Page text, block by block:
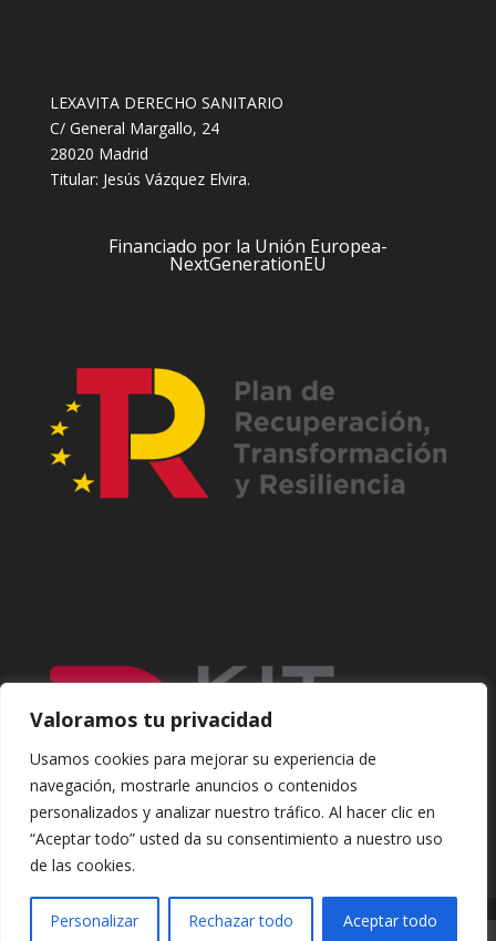
Valoramos tu privacidad
Usamos cookies para mejorar su experiencia de
navegación, mostrarle anuncios o contenidos
personalizados y analizar nuestro tráfico. Al hacer clic en
“Aceptar todo” usted da su consentimiento a nuestro uso
de las cookies.
Personalizar Rechazar todo Aceptar todo
LEXAVITA DERECHO SANITARIO
C/ General Margallo, 24
28020 Madrid
Titular: Jesús Vázquez Elvira.
Financiado por la Unión Europea-
NextGenerationEU